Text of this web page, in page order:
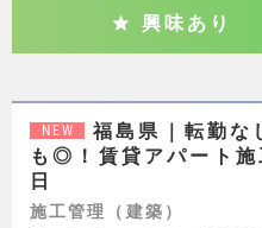
興味あり
NEW
福島県｜転勤な
も◎！賃貸アパート
日
施工管理（建築）